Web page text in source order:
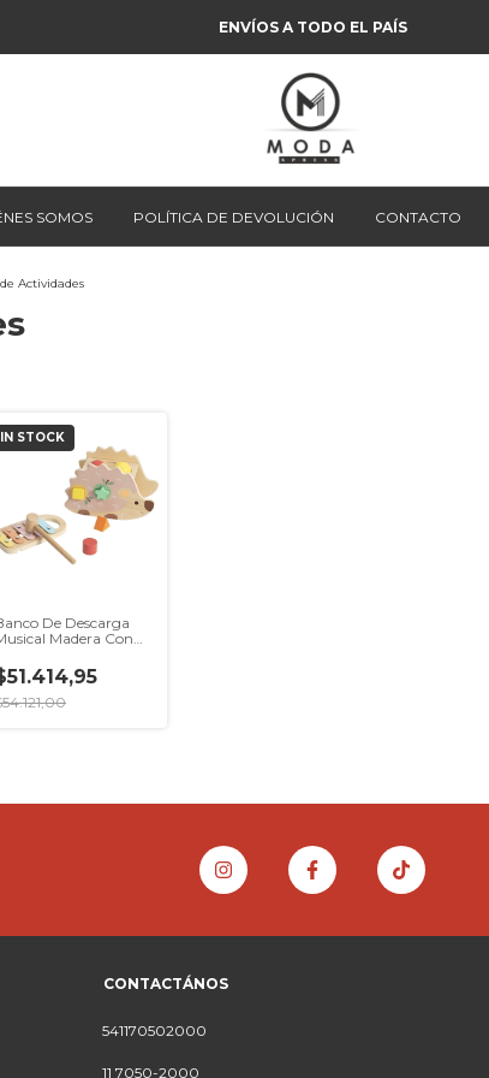
ENVÍOS A TODO EL PAÍS
SOMOS POLÍTICA DE DEVOLUCIÓN CONTACTO
Actividades
STOCK
De Descarga
Madera Con
CONTACTÁNOS
541170502000
11 7050-2000